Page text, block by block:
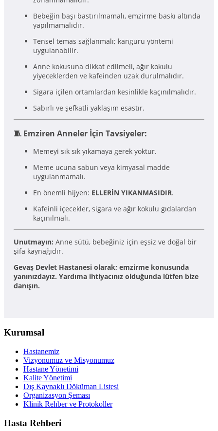
Bebeğin başı bastırılmamalı, emzirme baskı altında
yapılmamalıdır.
Tensel temas sağlanmalı; kanguru yöntemi
uygulanabilir.
Anne kokusuna dikkat edilmeli, ağır kokulu
yiyeceklerden ve kafeinden uzak durulmalıdır.
Sigara içilen ortamlardan kesinlikle kaçınılmalıdır.
Sabırlı ve şefkatli yaklaşım esastır.
🧵 Emziren Anneler İçin Tavsiyeler:
Memeyi sık sık yıkamaya gerek yoktur.
Meme ucuna sabun veya kimyasal madde
uygulanmamalı.
En önemli hijyen: ELLERİN YIKANMASIDIR.
Kafeinli içecekler, sigara ve ağır kokulu gıdalardan
kaçınılmalı.
Unutmayın: Anne sütü, bebeğiniz için eşsiz ve doğal bir
şifa kaynağıdır.
Gevaş Devlet Hastanesi olarak; emzirme konusunda
yanınızdayız. Yardıma ihtiyacınız olduğunda lütfen bize
danışın.
Kurumsal
Hastanemiz
Vizyonumuz ve Misyonumuz
Hastane Yönetimi
Kalite Yönetimi
Dış Kaynaklı Döküman Listesi
Organizasyon Şeması
Klinik Rehber ve Protokoller
Hasta Rehberi